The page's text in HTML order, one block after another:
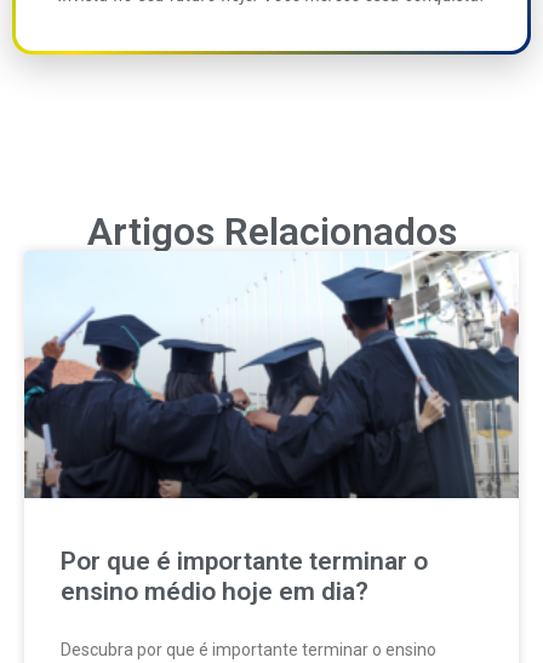
Artigos Relacionados
Por que é importante terminar o
ensino médio hoje em dia?
Descubra por que é importante terminar o ensino